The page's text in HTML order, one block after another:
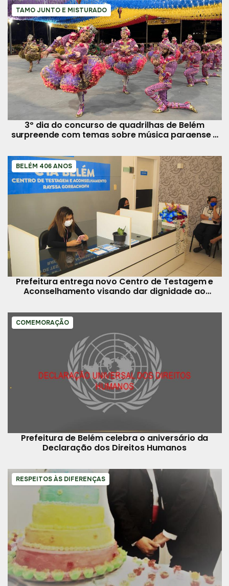
TAMO JUNTO E MISTURADO
3º dia do concurso de quadrilhas de Belém
surpreende com temas sobre música paraense e
BELÉM 406 ANOS
Prefeitura entrega novo Centro de Testagem e
Aconselhamento visando dar dignidade ao
COMEMORAÇÃO
Prefeitura de Belém celebra o aniversário da
Declaração dos Direitos Humanos
RESPEITOS ÀS DIFERENÇAS